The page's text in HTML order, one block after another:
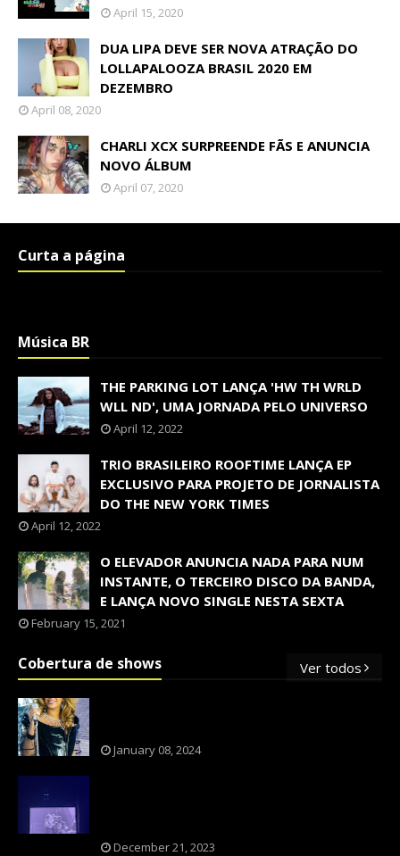
April 15, 2020
DUA LIPA DEVE SER NOVA ATRAÇÃO DO
LOLLAPALOOZA BRASIL 2020 EM
DEZEMBRO
April 08, 2020
CHARLI XCX SURPREENDE FÃS E ANUNCIA
NOVO ÁLBUM
April 07, 2020
Curta a página
Música BR
THE PARKING LOT LANÇA 'HW TH WRLD
WLL ND', UMA JORNADA PELO UNIVERSO
April 12, 2022
TRIO BRASILEIRO ROOFTIME LANÇA EP
EXCLUSIVO PARA PROJETO DE JORNALISTA
DO THE NEW YORK TIMES
April 12, 2022
O ELEVADOR ANUNCIA NADA PARA NUM
INSTANTE, O TERCEIRO DISCO DA BANDA,
E LANÇA NOVO SINGLE NESTA SEXTA
February 15, 2021
Cobertura de shows Ver todos
January 08, 2024
December 21, 2023